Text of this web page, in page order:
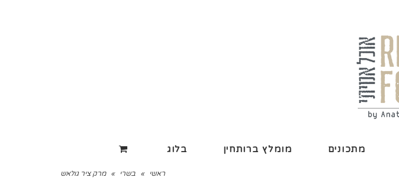
מתכונים מומלץ ברותחין בלוג
ראשי » בשרי » מרק ציר גולאש